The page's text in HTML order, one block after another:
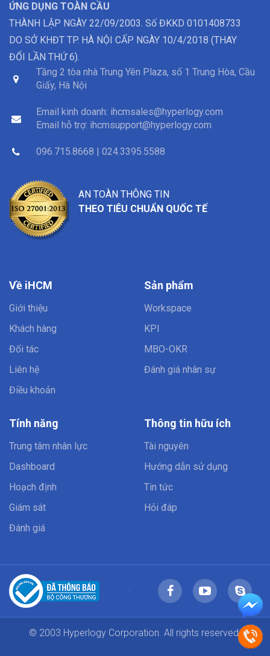
Về iHCM
Giới thiệu
Khách hàng
Đối tác
Liên hệ
Điều khoản
Sản phẩm
Workspace
KPI
MBO-OKR
Đánh giá nhân sự
Tính năng
Trung tâm nhân lực
Dashboard
Hoạch định
Giám sát
Đánh giá
Thông tin hữu ích
Tài nguyên
Hướng dẫn sử dụng
Tin tức
Hỏi đáp
AN TOÀN THÔNG TIN
THEO TIÊU CHUẨN QUỐC TẾ
ỨNG DỤNG TOÀN CẦU
THÀNH LẬP NGÀY 22/09/2003. Số ĐKKD 0101408733
DO SỞ KHĐT TP. HÀ NỘI CẤP NGÀY 10/4/2018 (THAY
ĐỔI LẦN THỨ 6).
Tầng 2 tòa nhà Trung Yên Plaza, số 1 Trung Hòa, Cầu
Giấy, Hà Nội
Email kinh doanh: ihcmsales@hyperlogy.com
Email hỗ trợ: ihcmsupport@hyperlogy.com
096.715.8668 | 024.3395.5588
© 2003 Hyperlogy Corporation. All rights reserved.